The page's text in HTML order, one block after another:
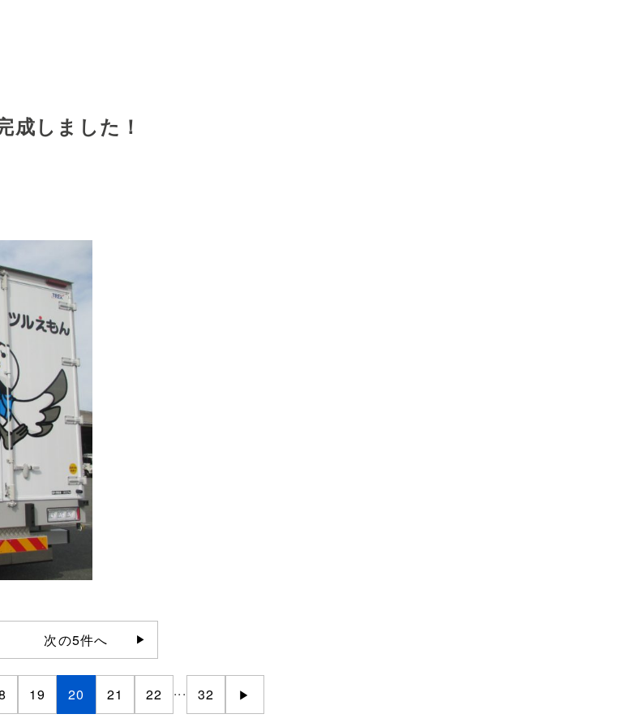
成しました！
次の5件へ
19 20 21 22 ... 32 ▶